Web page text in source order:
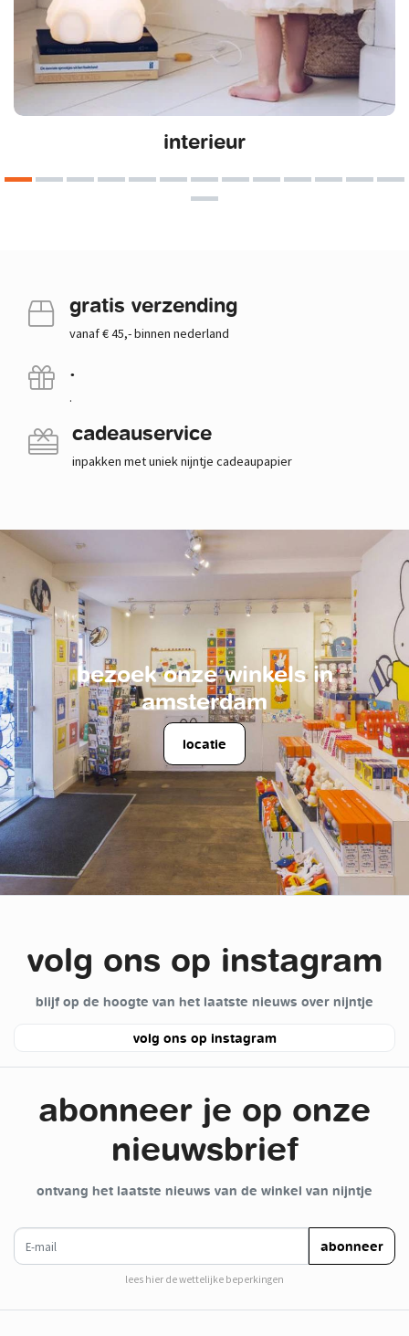
interieur
gratis verzending
vanaf € 45,- binnen nederland
.
.
cadeauservice
inpakken met uniek nijntje cadeaupapier
bezoek onze winkels in
amsterdam
locatie
volg ons op instagram
blijf op de hoogte van het laatste nieuws over nijntje
volg ons op instagram
abonneer je op onze
nieuwsbrief
ontvang het laatste nieuws van de winkel van nijntje
e-mail
abonneer
lees hier de wettelijke beperkingen